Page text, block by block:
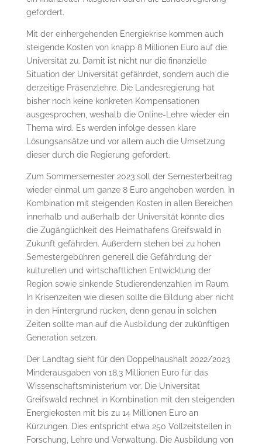
gefordert.
Mit der einhergehenden Energiekrise kommen auch
steigende Kosten von knapp 8 Millionen Euro auf die
Universität zu. Damit ist nicht nur die finanzielle
Situation der Universität gefährdet, sondern auch die
derzeitige Präsenzlehre. Die Landesregierung hat
bisher noch keine konkreten Kompensationen
ausgesprochen, weshalb die Online-Lehre wieder ein
Thema wird. Es werden infolge dessen klare
Lösungsansätze und vor allem auch die Umsetzung
dieser durch die Regierung gefordert.
Zum Sommersemester 2023 soll der Semesterbeitrag
wieder einmal um ganze 8 Euro angehoben werden. In
Kombination mit steigenden Kosten in allen Bereichen
innerhalb und außerhalb der Universität könnte dies
die Zugänglichkeit des Heimathafens Greifswald in
Zukunft gefährden. Außerdem stehen bei zu hohen
Semestergebühren generell die Gefährdung der
kulturellen und wirtschaftlichen Entwicklung der
Region sowie sinkende Studierendenzahlen im Raum.
In Krisenzeiten wie diesen sollte die Bildung aber nicht
in den Hintergrund rücken, denn genau in solchen
Zeiten sollte man auf die Ausbildung der zukünftigen
Generation setzen.
Der Landtag sieht für den Doppelhaushalt 2022/2023
Minderausgaben von 18,3 Millionen Euro für das
Wissenschaftsministerium vor. Die Universität
Greifswald rechnet in Kombination mit den steigenden
Energiekosten mit bis zu 14 Millionen Euro an
Kürzungen. Dies entspricht etwa 250 Vollzeitstellen in
Forschung, Lehre und Verwaltung. Die Ausbildung von